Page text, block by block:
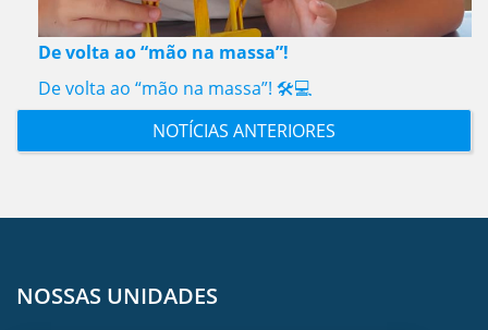
De volta ao “mão na massa”!
De volta ao “mão na massa”! 🛠️💻
NOTÍCIAS ANTERIORES
NOSSAS UNIDADES